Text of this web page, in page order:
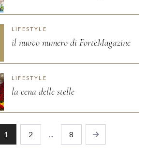
LIFESTYLE
il nuovo numero di ForteMagazine
LIFESTYLE
la cena delle stelle
1 2 8
Next